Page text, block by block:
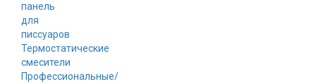
панель
для
писсуаров
Термостатические
смесители
Профессиональные/